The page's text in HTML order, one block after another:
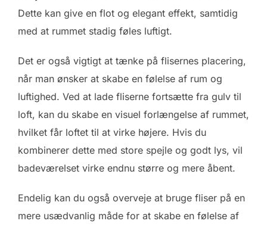
Dette kan give en flot og elegant effekt, samtidig
med at rummet stadig føles luftigt.
Det er også vigtigt at tænke på flisernes placering,
når man ønsker at skabe en følelse af rum og
luftighed. Ved at lade fliserne fortsætte fra gulv til
loft, kan du skabe en visuel forlængelse af rummet,
hvilket får loftet til at virke højere. Hvis du
kombinerer dette med store spejle og godt lys, vil
badeværelset virke endnu større og mere åbent.
Endelig kan du også overveje at bruge fliser på en
mere usædvanlig måde for at skabe en følelse af